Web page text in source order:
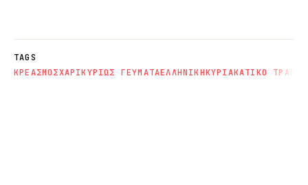
TAGS
ΚΡΕΑΣΜΟΣΧΑΡΙΚΥΡΙΩΣ ΓΕΥΜΑΤΑΕΛΛΗΝΙΚΗΚΥΡΙΑΚΑΤΙΚΟ